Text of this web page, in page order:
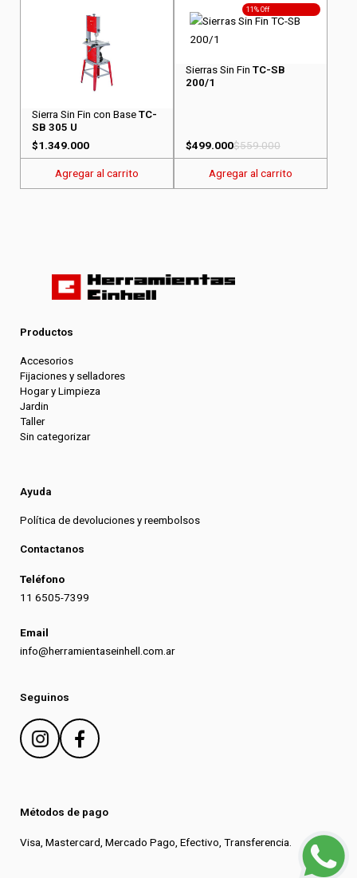
Sierra Sin Fin con Base TC-
SB 305 U
$1.349.000
Agregar al carrito
11% Off
Sierras Sin Fin TC-SB
200/1
$559.000
$499.000
Agregar al carrito
Productos
Accesorios
Fijaciones y selladores
Hogar y Limpieza
Jardin
Taller
Sin categorizar
Ayuda
Política de devoluciones y reembolsos
Contactanos
Teléfono
11 6505-7399
Email
info@herramientaseinhell.com.ar
Seguinos
Métodos de pago
Visa, Mastercard, Mercado Pago, Efectivo, Transferencia.